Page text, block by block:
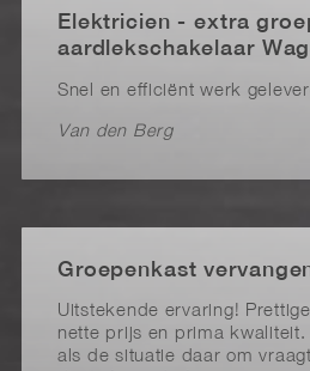
Elektricien - extra
aardlekschakelaar
Snel en efficiënt werk
Van den Berg
Groepenkast
Uitstekende ervaring!
nette prijs en prima kwaliteit.
als de situatie daar om